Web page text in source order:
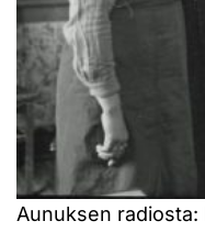
Aunuksen